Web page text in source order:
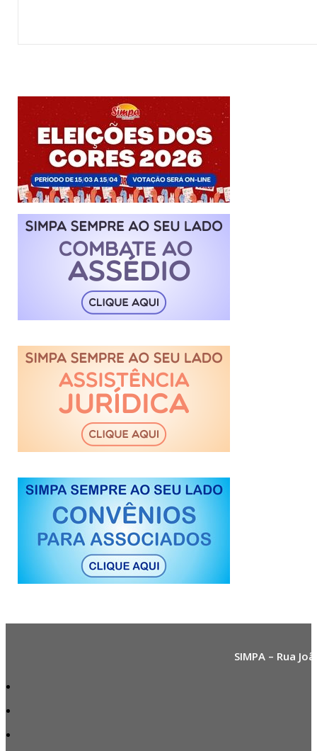
SIMPA – Rua